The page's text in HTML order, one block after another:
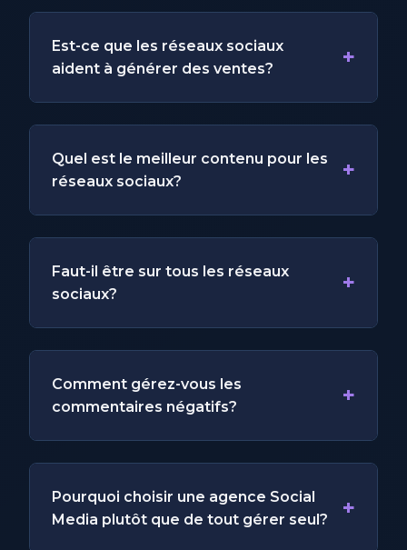
Est-ce que les réseaux sociaux
aident à générer des ventes?
+
Quel est le meilleur contenu pour les
réseaux sociaux?
+
Faut-il être sur tous les réseaux
sociaux?
+
Comment gérez-vous les
commentaires négatifs?
+
Pourquoi choisir une agence Social
Media plutôt que de tout gérer seul?
+